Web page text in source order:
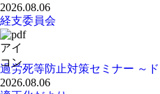
2026.08.06
経支委員会
過労死等防止対策セミナー ～
2026.08.06